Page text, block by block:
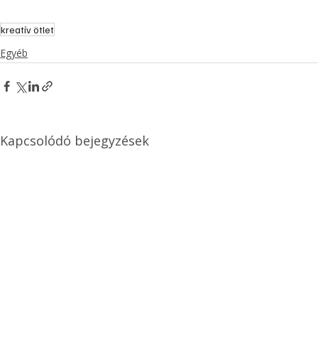
kreatív ötlet
Egyéb
Kapcsolódó bejegyzések